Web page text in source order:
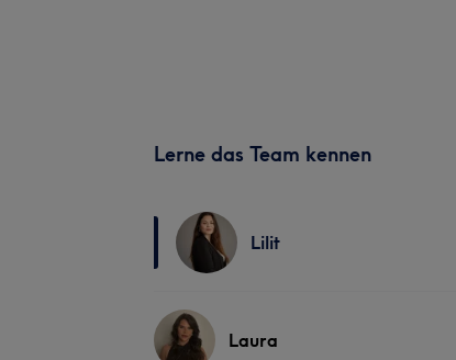
Lerne das Team kennen
Lilit
Laura